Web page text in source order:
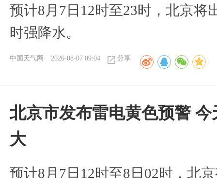
预计8月7日12时至23时，北京将
时强降水。
中国天气网 2026-08-07 09:04 分享
北京市发布雷电黄色预警
大
预计8月7日12时至8日02时，北